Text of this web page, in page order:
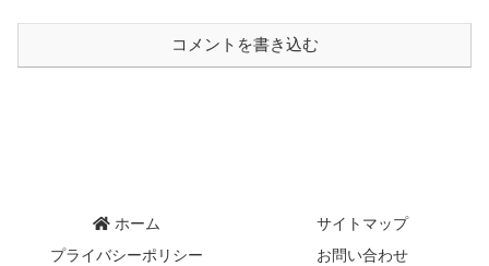
コメントを書き込む
ホーム
サイトマップ
プライバシーポリシー
お問い合わせ